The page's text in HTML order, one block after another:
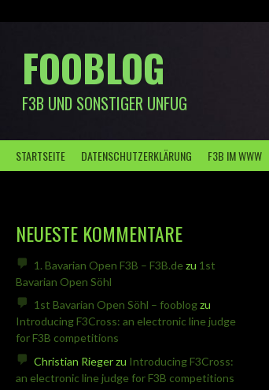
zum
FOOBLOG
F3B UND SONSTIGER UNFUG
STARTSEITE DATENSCHUTZERKLÄRUNG F3B IM WWW
NEUESTE KOMMENTARE
1. Bavarian Open F3B – F3B.de zu 1st
Bavarian Open Söhl
1st Bavarian Open Söhl – fooblogzu
Introducing F3Cross: an electronic line judge
for F3B competitions
Christian Riegerzu Introducing F3Cross:
an electronic line judge for F3B competitions